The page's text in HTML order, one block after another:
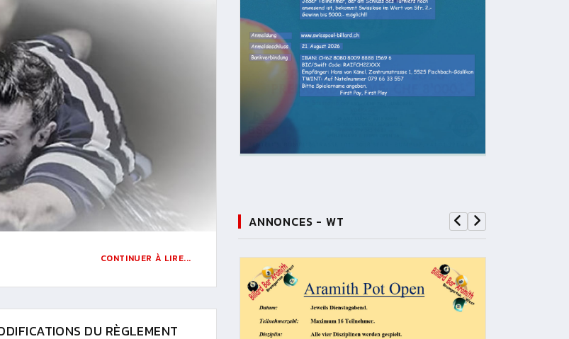
CONTINUER À LIRE...
DU RÈGLEMENT
ANNONCES - WT